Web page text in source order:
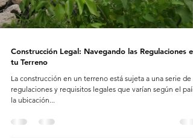
Construcción Legal: Navegando las Regulaciones en
tu Terreno
La construcción en un terreno está sujeta a una serie de
regulaciones y requisitos legales que varían según el país
la ubicación...